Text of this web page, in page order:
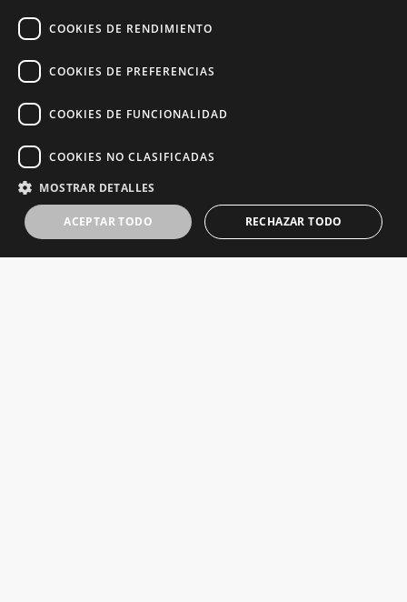
COOKIES DE RENDIMIENTO
COOKIES DE PREFERENCIAS
COOKIES DE FUNCIONALIDAD
COOKIES NO CLASIFICADAS
MOSTRAR DETALLES
ACEPTAR TODO RECHAZAR TODO